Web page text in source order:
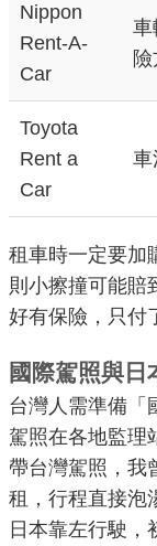
Nippon
Rent-A-
Car
車
Toyota
Rent a
Car
車
租車時一定要加
則小擦撞可能賠
好有保險，只付
國際駕照與日
台灣人需準備「
駕照在各地監理
帶台灣駕照，我
租，行程直接泡
日本靠左行駛，